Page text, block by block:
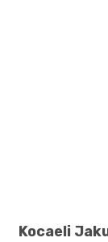
Kocaeli